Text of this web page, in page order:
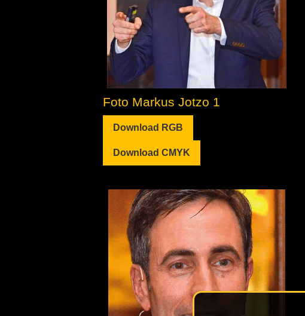
Foto Markus Jotzo 1
Download RGB
Download CMYK